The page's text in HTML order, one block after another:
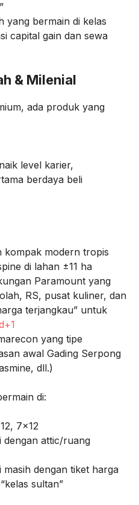
yang bermain di kelas
capital gain dan sewa
& Milenial
ada produk yang
level karier,
berdaya beli
modern tropis
di lahan ±11 ha
Paramount yang
RS, pusat kuliner, dan
terjangkau” untuk
yang tipe
awal Gading Serpong
dll.)
di:
7×12
dengan attic/ruang
dengan tiket harga
sultan”